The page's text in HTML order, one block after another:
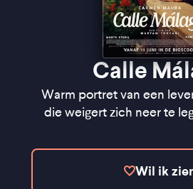
Calle
Warm portret van een
die weigert zich neer te
Wil ik